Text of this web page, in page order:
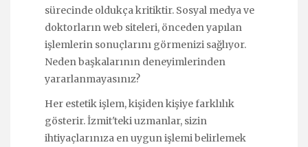
sürecinde oldukça kritiktir. Sosyal medya ve
doktorların web siteleri, önceden yapılan
işlemlerin sonuçlarını görmenizi sağlıyor.
Neden başkalarının deneyimlerinden
yararlanmayasınız?
Her estetik işlem, kişiden kişiye farklılık
gösterir. İzmit'teki uzmanlar, sizin
ihtiyaçlarınıza en uygun işlemi belirlemek